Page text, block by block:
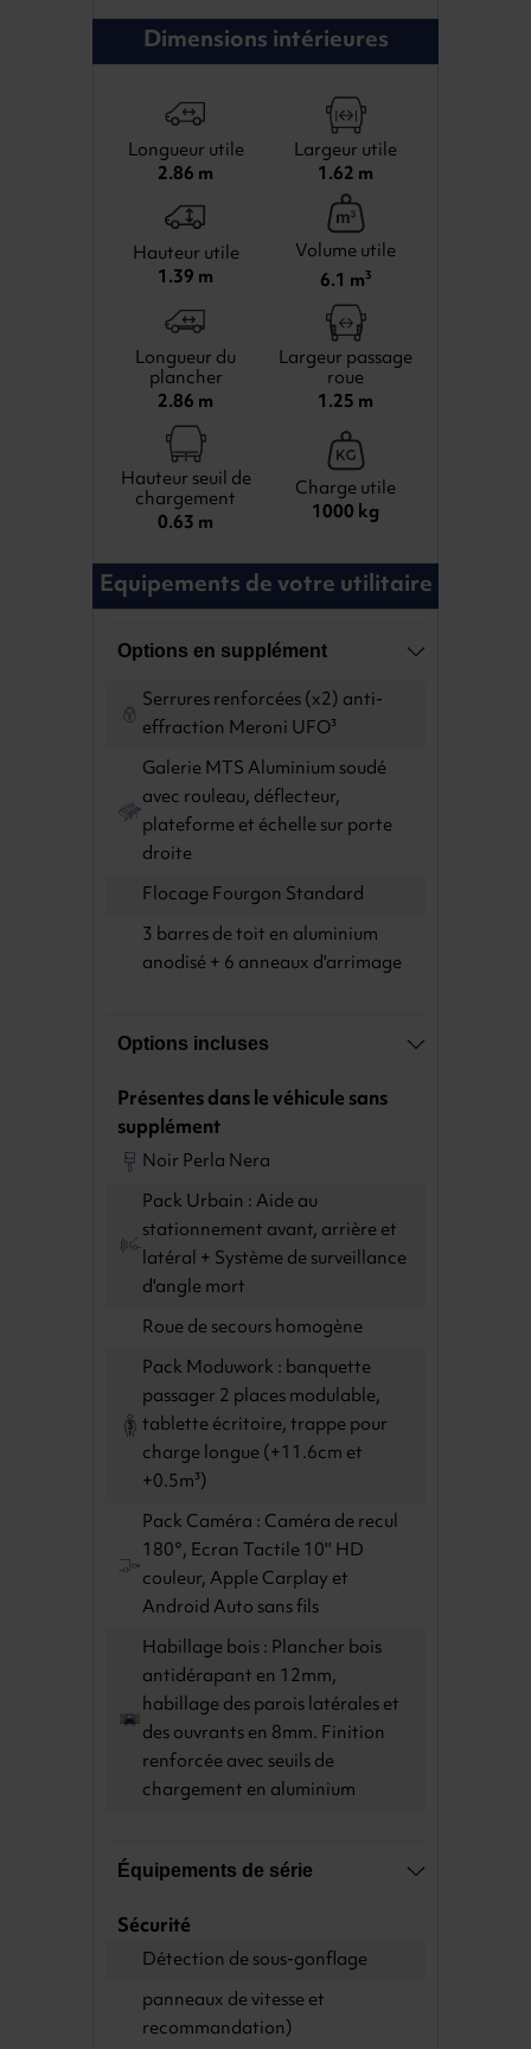
Dimensions intérieures
Longueur utile
2.86 m
Largeur utile
1.62 m
Hauteur utile
1.39 m
Volume utile
6.1 m3
Longueur du
plancher
2.86 m
Largeur passage
roue
1.25 m
Hauteur seuil de
chargement
0.63 m
Charge utile
1000 kg
Equipements de votre utilitaire
Options en supplément
Serrures renforcées (x2) anti-
effraction Meroni UFO³
Galerie MTS Aluminium soudé
avec rouleau, déflecteur,
plateforme et échelle sur porte
droite
Flocage Fourgon Standard
3 barres de toit en aluminium
anodisé + 6 anneaux d'arrimage
Options incluses
Présentes dans le véhicule sans
supplément
Noir Perla Nera
Pack Urbain : Aide au
stationnement avant, arrière et
latéral + Système de surveillance
d'angle mort
Roue de secours homogène
Pack Moduwork : banquette
passager 2 places modulable,
tablette écritoire, trappe pour
charge longue (+11.6cm et
+0.5m³)
Pack Caméra : Caméra de recul
180°, Ecran Tactile 10'' HD
couleur, Apple Carplay et
Android Auto sans fils
Habillage bois : Plancher bois
antidérapant en 12mm,
habillage des parois latérales et
des ouvrants en 8mm. Finition
renforcée avec seuils de
chargement en aluminium
Équipements de série
Sécurité
Détection de sous-gonflage
panneaux de vitesse et
recommandation)